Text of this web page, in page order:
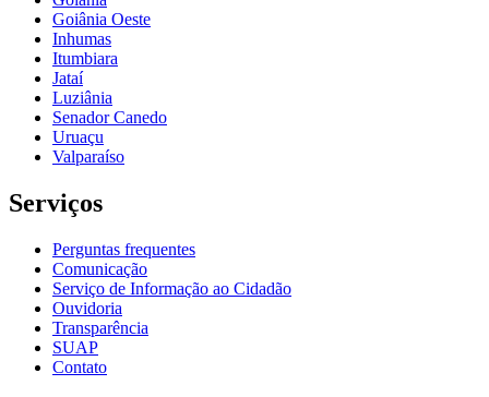
Goiânia Oeste
Inhumas
Itumbiara
Jataí
Luziânia
Senador Canedo
Uruaçu
Valparaíso
Serviços
Perguntas frequentes
Comunicação
Serviço de Informação ao Cidadão
Ouvidoria
Transparência
SUAP
Contato